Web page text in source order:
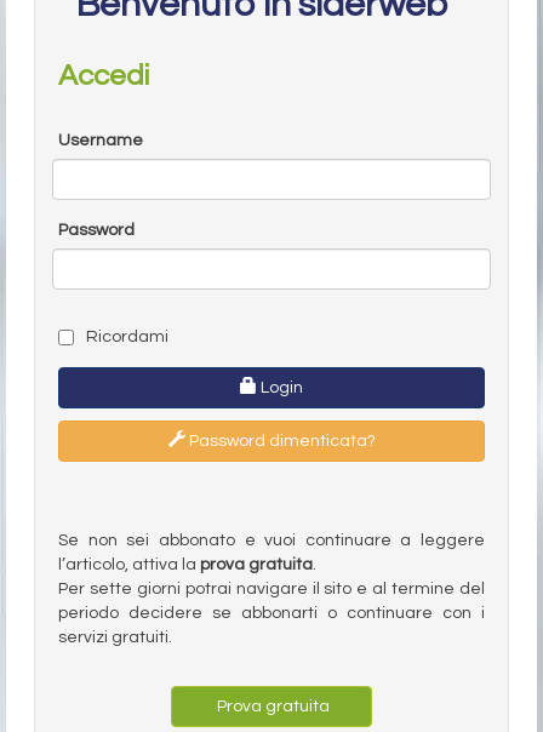
Accedi
Username
Password
Ricordami
Login
Password dimenticata?
Se non sei abbonato e vuoi continuare a leggere
l’articolo, attiva la prova gratuita.
Per sette giorni potrai navigare il sito e al termine del
periodo decidere se abbonarti o continuare con i
servizi gratuiti.
Prova gratuita